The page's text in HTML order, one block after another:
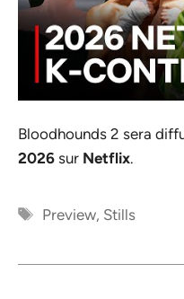
Bloodhounds 2 sera
2026 sur Netflix.
Étiquettes
Preview, Stills